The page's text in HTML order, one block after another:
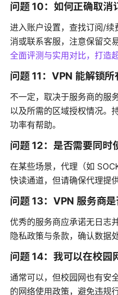
问题 10：如何正确取消
进入账户设置，查找订阅/续
消或联系客服，注意保留交
全面评测与实用对比，打造
问题 11：VPN 能解锁所
不一定，取决于服务商的服
以及所需的区域授权情况。
功率有帮助。
问题 12：是否需要同时
在某些场景，代理（如
快读通道，但请确保代理提
问题 13：VPN 服务商是
优秀的服务商应承诺无日志
隐私政策与条款，确认数据
问题 14：我可以在校园
通常可以，但校园网也有安
的网络使用政策，避免违规行